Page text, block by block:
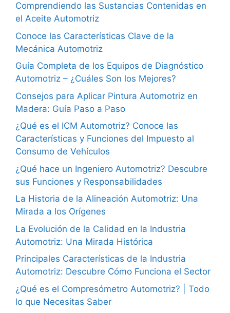
Comprendiendo las Sustancias Contenidas en
el Aceite Automotriz
Conoce las Características Clave de la
Mecánica Automotriz
Guía Completa de los Equipos de Diagnóstico
Automotriz – ¿Cuáles Son los Mejores?
Consejos para Aplicar Pintura Automotriz en
Madera: Guía Paso a Paso
¿Qué es el ICM Automotriz? Conoce las
Características y Funciones del Impuesto al
Consumo de Vehículos
¿Qué hace un Ingeniero Automotriz? Descubre
sus Funciones y Responsabilidades
La Historia de la Alineación Automotriz: Una
Mirada a los Orígenes
La Evolución de la Calidad en la Industria
Automotriz: Una Mirada Histórica
Principales Características de la Industria
Automotriz: Descubre Cómo Funciona el Sector
¿Qué es el Compresómetro Automotriz? | Todo
lo que Necesitas Saber